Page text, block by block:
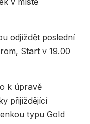
odjíždět poslední
Start v 19.00
k úpravě
přijíždějící
typu Gold